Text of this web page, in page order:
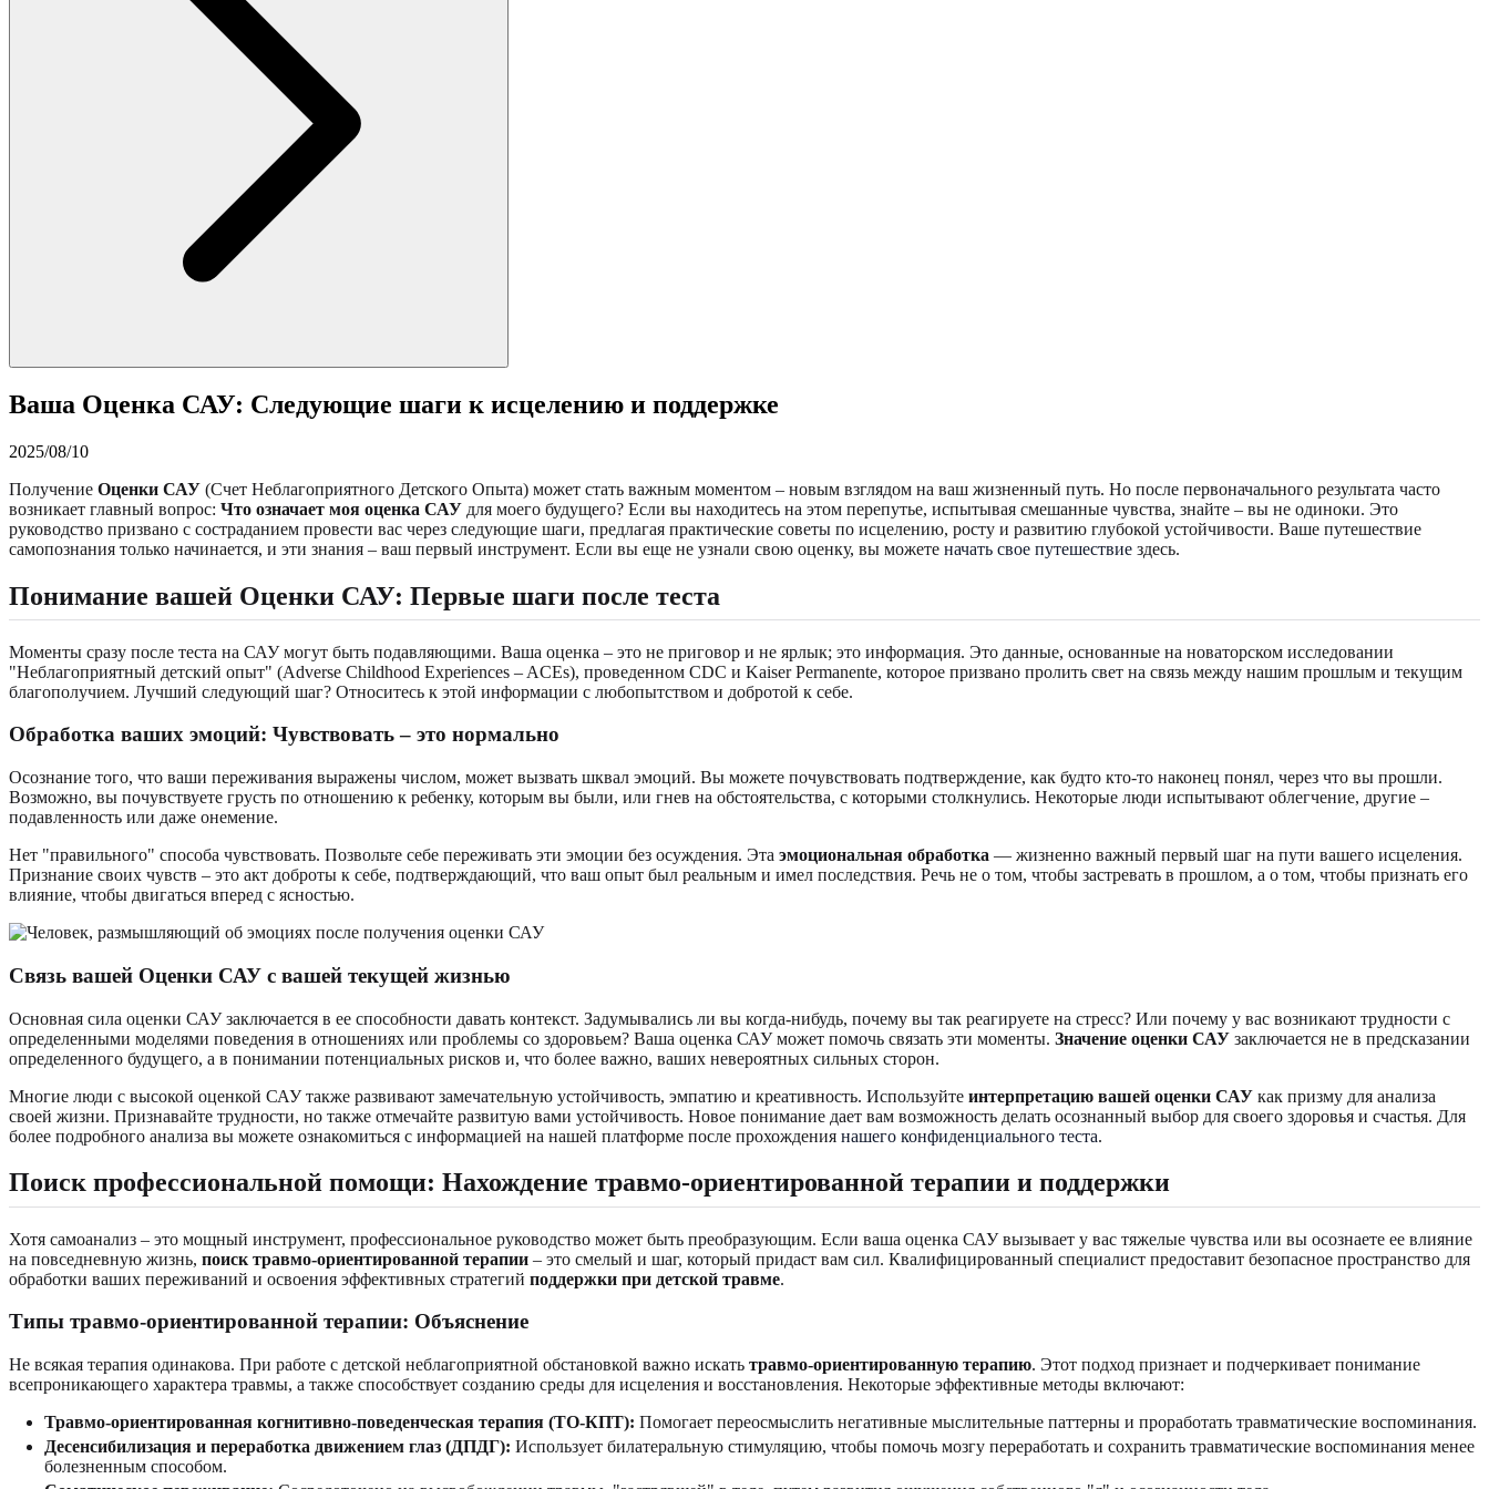
Ваша Оценка САУ: Следующие шаги к исцелению и поддержке
2025/08/10
Получение Оценки САУ (Счет Неблагоприятного Детского Опыта) может стать важным моментом – новым взглядом на ваш жизненный путь. Но после первоначального результата часто
возникает главный вопрос: Что означает моя оценка САУ для моего будущего? Если вы находитесь на этом перепутье, испытывая смешанные чувства, знайте – вы не одиноки. Это
руководство призвано с состраданием провести вас через следующие шаги, предлагая практические советы по исцелению, росту и развитию глубокой устойчивости. Ваше путешествие
самопознания только начинается, и эти знания – ваш первый инструмент. Если вы еще не узнали свою оценку, вы можете начать свое путешествие здесь.
Понимание вашей Оценки САУ: Первые шаги после теста
Моменты сразу после теста на САУ могут быть подавляющими. Ваша оценка – это не приговор и не ярлык; это информация. Это данные, основанные на новаторском исследовании
"Неблагоприятный детский опыт" (Adverse Childhood Experiences – ACEs), проведенном CDC и Kaiser Permanente, которое призвано пролить свет на связь между нашим прошлым и текущим
благополучием. Лучший следующий шаг? Относитесь к этой информации с любопытством и добротой к себе.
Обработка ваших эмоций: Чувствовать – это нормально
Осознание того, что ваши переживания выражены числом, может вызвать шквал эмоций. Вы можете почувствовать подтверждение, как будто кто-то наконец понял, через что вы прошли.
Возможно, вы почувствуете грусть по отношению к ребенку, которым вы были, или гнев на обстоятельства, с которыми столкнулись. Некоторые люди испытывают облегчение, другие –
подавленность или даже онемение.
Нет "правильного" способа чувствовать. Позвольте себе переживать эти эмоции без осуждения. Эта эмоциональная обработка — жизненно важный первый шаг на пути вашего исцеления.
Признание своих чувств – это акт доброты к себе, подтверждающий, что ваш опыт был реальным и имел последствия. Речь не о том, чтобы застревать в прошлом, а о том, чтобы признать его
влияние, чтобы двигаться вперед с ясностью.
Связь вашей Оценки САУ с вашей текущей жизнью
Основная сила оценки САУ заключается в ее способности давать контекст. Задумывались ли вы когда-нибудь, почему вы так реагируете на стресс? Или почему у вас возникают трудности с
определенными моделями поведения в отношениях или проблемы со здоровьем? Ваша оценка САУ может помочь связать эти моменты. Значение оценки САУ заключается не в предсказании
определенного будущего, а в понимании потенциальных рисков и, что более важно, ваших невероятных сильных сторон.
Многие люди с высокой оценкой САУ также развивают замечательную устойчивость, эмпатию и креативность. Используйте интерпретацию вашей оценки САУ как призму для анализа
своей жизни. Признавайте трудности, но также отмечайте развитую вами устойчивость. Новое понимание дает вам возможность делать осознанный выбор для своего здоровья и счастья. Для
более подробного анализа вы можете ознакомиться с информацией на нашей платформе после прохождения нашего конфиденциального теста.
Поиск профессиональной помощи: Нахождение травмо-ориентированной терапии и поддержки
Хотя самоанализ – это мощный инструмент, профессиональное руководство может быть преобразующим. Если ваша оценка САУ вызывает у вас тяжелые чувства или вы осознаете ее влияние
на повседневную жизнь, поиск травмо-ориентированной терапии – это смелый и шаг, который придаст вам сил. Квалифицированный специалист предоставит безопасное пространство для
обработки ваших переживаний и освоения эффективных стратегий поддержки при детской травме.
Типы травмо-ориентированной терапии: Объяснение
Не всякая терапия одинакова. При работе с детской неблагоприятной обстановкой важно искать травмо-ориентированную терапию. Этот подход признает и подчеркивает понимание
всепроникающего характера травмы, а также способствует созданию среды для исцеления и восстановления. Некоторые эффективные методы включают:
Травмо-ориентированная когнитивно-поведенческая терапия (ТО-КПТ): Помогает переосмыслить негативные мыслительные паттерны и проработать травматические воспоминания.
Десенсибилизация и переработка движением глаз (ДПДГ): Использует билатеральную стимуляцию, чтобы помочь мозгу переработать и сохранить травматические воспоминания менее
болезненным способом.